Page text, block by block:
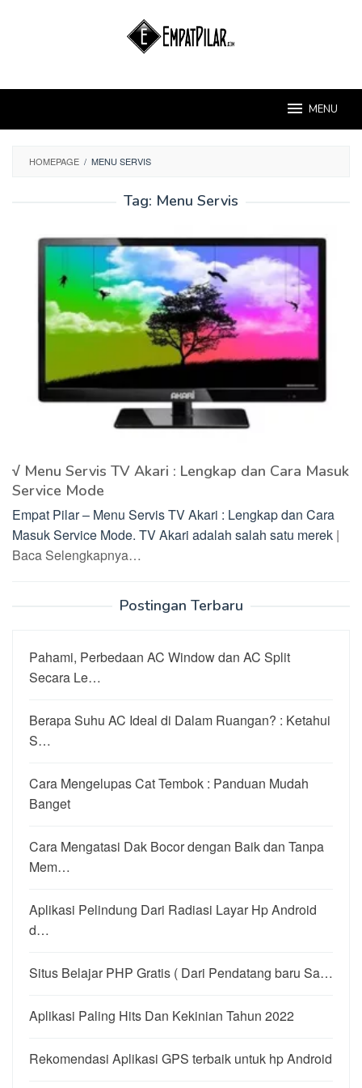
MENU
HOMEPAGE / MENU SERVIS
Tag: Menu Servis
√ Menu Servis TV Akari : Lengkap dan Cara Masuk
Service Mode
Empat Pilar – Menu Servis TV Akari : Lengkap dan Cara
Masuk Service Mode. TV Akari adalah salah satu merek |
Baca Selengkapnya…
Postingan Terbaru
Pahami, Perbedaan AC Window dan AC Split
Secara Le…
Berapa Suhu AC Ideal di Dalam Ruangan? : Ketahui
S…
Cara Mengelupas Cat Tembok : Panduan Mudah
Banget
Cara Mengatasi Dak Bocor dengan Baik dan Tanpa
Mem…
Aplikasi Pelindung Dari Radiasi Layar Hp Android
d…
Situs Belajar PHP Gratis ( Dari Pendatang baru Sa…
Aplikasi Paling Hits Dan Kekinian Tahun 2022
Rekomendasi Aplikasi GPS terbaik untuk hp Android